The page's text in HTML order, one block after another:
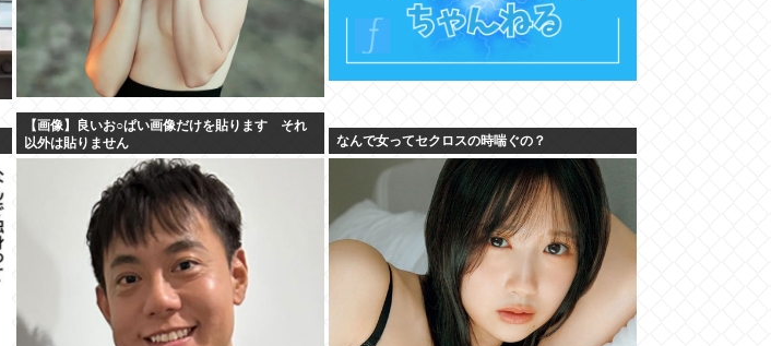
【画像】良いお○ぱい画像だけを貼ります それ
以外は貼りません
なんで女ってセクロスの時喘ぐの？